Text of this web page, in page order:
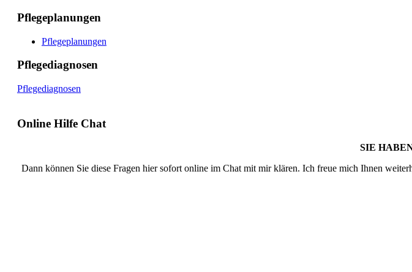
Pflegeplanungen
Pflegeplanungen
Pflegediagnosen
Pflegediagnosen
Online Hilfe Chat
SIE
Dann können Sie diese Fragen hier sofort online im Chat mit mir klären. Ich freue mich Ihnen